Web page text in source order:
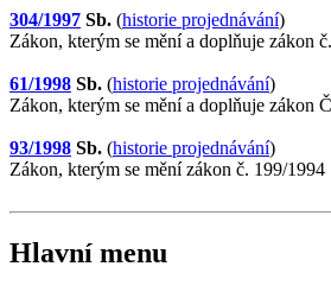
304/1997 Sb. (historie projednávání)
Zákon, kterým se mění a doplňuje zákon
61/1998 Sb. (historie projednávání)
Zákon, kterým se mění a doplňuje zákon
93/1998 Sb. (historie projednávání)
Zákon, kterým se mění zákon č. 199/
Hlavní menu